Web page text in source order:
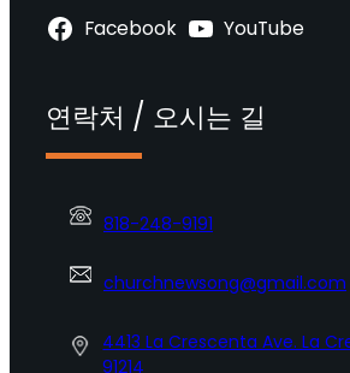
Facebook YouTube
연락처 / 오시는 길
818-248-9191
churchnewsong@gmail.com
4413 La Crescenta Ave. La
91214